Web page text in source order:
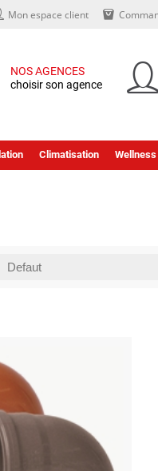
Mon espace client
NOS AGENCES
choisir son agence
Climatisation Wellness